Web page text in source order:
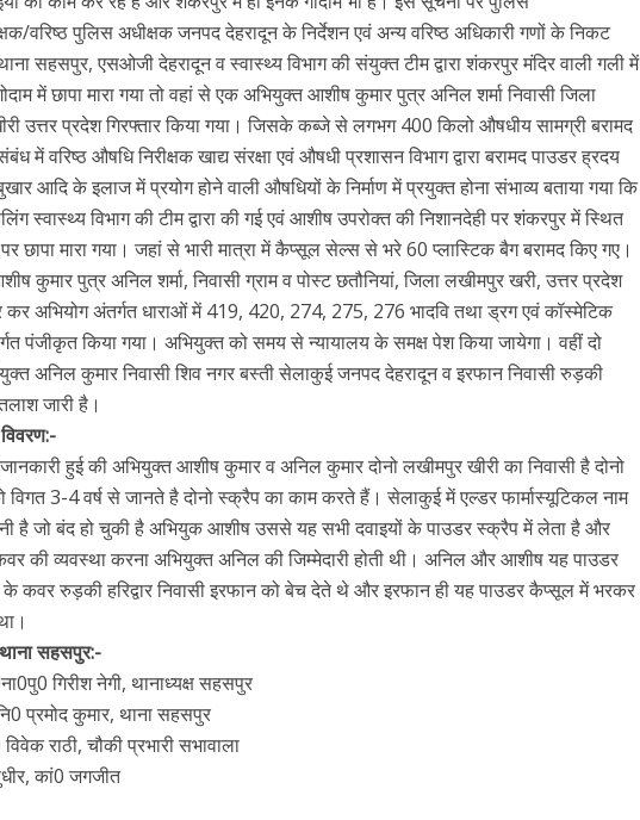
वरिष्ठ पुलिस अधीक्षक जनपद देहरादून के निर्देशन एवं अन्य वरिष्ठ अधिकारी गणों के निकट
सहसपुर, एसओजी देहरादून व स्वास्थ्य विभाग की संयुक्त टीम द्वारा शंकरपुर मंदिर वाली गली में
में छापा मारा गया तो वहां से एक अभियुक्त आशीष कुमार पुत्र अनिल शर्मा निवासी जिला
उत्तर प्रदेश गिरफ्तार किया गया। जिसके कब्जे से लगभग 400 किलो औषधीय सामग्री बरामद
में वरिष्ठ औषधि निरीक्षक खाद्य संरक्षा एवं औषधी प्रशासन विभाग द्वारा बरामद पाउडर ह्रदय
आदि के इलाज में प्रयोग होने वाली औषधियों के निर्माण में प्रयुक्त होना संभाव्य बताया गया कि
स्वास्थ्य विभाग की टीम द्वारा की गई एवं आशीष उपरोक्त की निशानदेही पर शंकरपुर में स्थित
छापा मारा गया। जहां से भारी मात्रा में कैप्सूल सेल्स से भरे 60 प्लास्टिक बैग बरामद किए गए।
कुमार पुत्र अनिल शर्मा, निवासी ग्राम व पोस्ट छतौनियां, जिला लखीमपुर खरी, उत्तर प्रदेश
कर अभियोग अंतर्गत धाराओं में 419, 420, 274, 275, 276 भादवि तथा ड्रग एवं कॉस्मेटिक
पंजीकृत किया गया। अभियुक्त को समय से न्यायालय के समक्ष पेश किया जायेगा। वहीं दो
अनिल कुमार निवासी शिव नगर बस्ती सेलाकुई जनपद देहरादून व इरफान निवासी रुड़की
जारी है।
हुई की अभियुक्त आशीष कुमार व अनिल कुमार दोनो लखीमपुर खीरी का निवासी है दोनो
3-4 वर्ष से जानते है दोनो स्क्रैप का काम करते हैं। सेलाकुई में एल्डर फार्मास्यूटिकल नाम
है जो बंद हो चुकी है अभियुक आशीष उससे यह सभी दवाइयों के पाउडर स्क्रैप में लेता है और
की व्यवस्था करना अभियुक्त अनिल की जिम्मेदारी होती थी। अनिल और आशीष यह पाउडर
रुड़की हरिद्वार निवासी इरफान को बेच देते थे और इरफान ही यह पाउडर कैप्सूल में भरकर
सहसपुर:-
गिरीश नेगी, थानाध्यक्ष सहसपुर
प्रमोद कुमार, थाना सहसपुर
राठी, चौकी प्रभारी सभावाला
कां0 जगजीत